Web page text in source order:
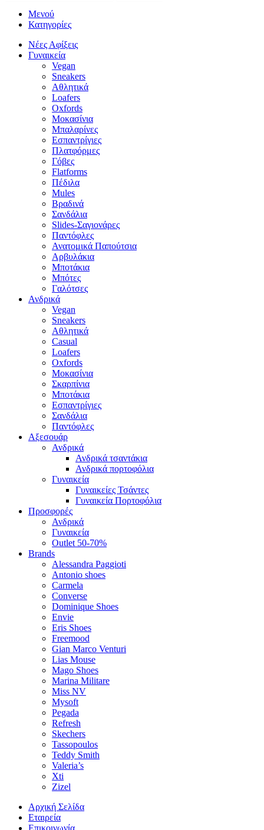
Μενού
Κατηγορίες
Νέες Αφίξεις
Γυναικεία
Vegan
Sneakers
Αθλητικά
Loafers
Oxfords
Μοκασίνια
Μπαλαρίνες
Εσπαντρίγιες
Πλατφόρμες
Γόβες
Flatforms
Πέδιλα
Mules
Βραδινά
Σανδάλια
Slides-Σαγιονάρες
Παντόφλες
Ανατομικά Παπούτσια
Αρβυλάκια
Μποτάκια
Μπότες
Γαλότσες
Ανδρικά
Vegan
Sneakers
Αθλητικά
Casual
Loafers
Oxfords
Μοκασίνια
Σκαρπίνια
Μποτάκια
Εσπαντρίγιες
Σανδάλια
Παντόφλες
Αξεσουάρ
Ανδρικά
Ανδρικά τσαντάκια
Ανδρικά πορτοφόλια
Γυναικεία
Γυναικείες Τσάντες
Γυναικεία Πορτοφόλια
Προσφορές
Ανδρικά
Γυναικεία
Outlet 50-70%
Brands
Alessandra Paggioti
Antonio shoes
Carmela
Converse
Dominique Shoes
Envie
Eris Shoes
Freemood
Gian Marco Venturi
Lias Mouse
Mago Shoes
Marina Militare
Miss NV
Mysoft
Pegada
Refresh
Skechers
Tassopoulos
Teddy Smith
Valeria’s
Xti
Zizel
Αρχική Σελίδα
Εταιρεία
Επικοινωνία